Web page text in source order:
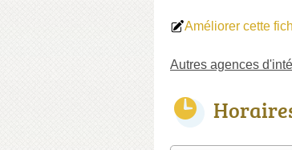
Améliorer cette
Autres agences